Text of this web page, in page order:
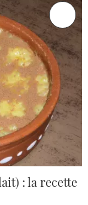
: la recette